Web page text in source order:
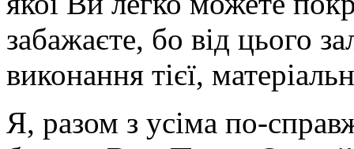
забажаєте, бо від цього
виконання тієї,
Я, разом з усіма по-